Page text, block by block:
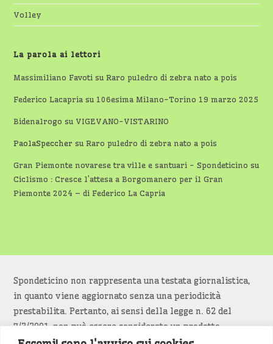
Volley
La parola ai lettori
Massimiliano Favoti suRaro puledro di zebra nato a pois
Federico Lacapria su 106esima Milano-Torino 19 marzo 2025
Bidenalrogo su VIGEVANO-VISTARINO
PaolaSpeccher suRaro puledro di zebra nato a pois
Gran Piemonte novarese tra ville e santuari - Spondeticino su
Ciclismo : Cresce l’attesa a Borgomanero per il Gran
Piemonte 2024 – di Federico La Capria
Spondeticino non rappresenta una testata giornalistica,
in quanto viene aggiornato senza una periodicità
prestabilita. Pertanto, ai sensi della legge n. 62 del
7/3/2001, non può essere considerato un prodotto
editoriale.